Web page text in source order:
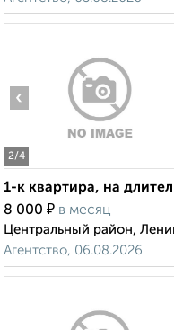
2/4
‹
1-к квартира, на
8 000 ₽ в месяц
Центральный район,
Агентство, 06.08.2026